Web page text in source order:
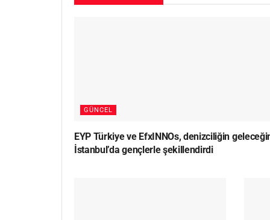
GÜNCEL
EYP Türkiye ve EfxINNOs, denizciliğin
İstanbul’da gençlerle şekillendirdi